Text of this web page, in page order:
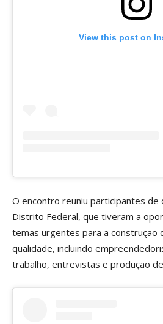
View this post on
O encontro reuniu participantes de
Distrito Federal, que tiveram a
temas urgentes para a construção
qualidade, incluindo
trabalho, entrevistas e produção